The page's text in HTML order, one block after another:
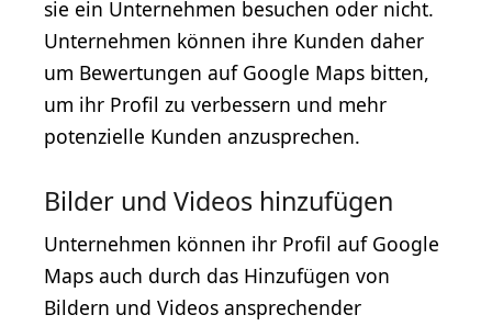
sie ein Unternehmen besuchen oder nicht.
Unternehmen können ihre Kunden daher
um Bewertungen auf Google Maps bitten,
um ihr Profil zu verbessern und mehr
potenzielle Kunden anzusprechen.
Bilder und Videos hinzufügen
Unternehmen können ihr Profil auf Google
Maps auch durch das Hinzufügen von
Bildern und Videos ansprechender